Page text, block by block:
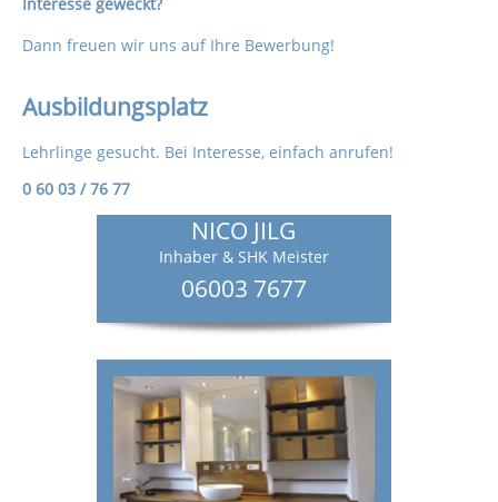
Dann freuen wir uns auf Ihre Bewerbung!
Ausbildungsplatz
Lehrlinge gesucht. Bei Interesse, einfach anrufen!
0 60 03 / 76 77
NICO JILG
Inhaber & SHK Meister
06003 7677